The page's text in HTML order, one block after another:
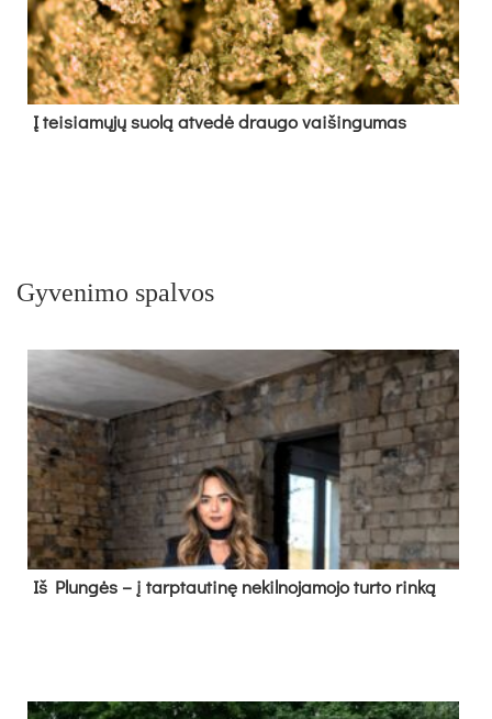
Į tei­sia­mų­jų suo­lą at­ve­dė drau­go vai­šin­gu­mas
Gyvenimo spalvos
Iš Plungės – į tarptautinę nekilnojamojo turto rinką